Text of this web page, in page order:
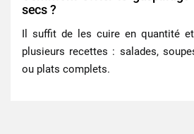
secs ?
Il suffit de les cuire en quantité
plusieurs recettes : salades,
ou plats complets.